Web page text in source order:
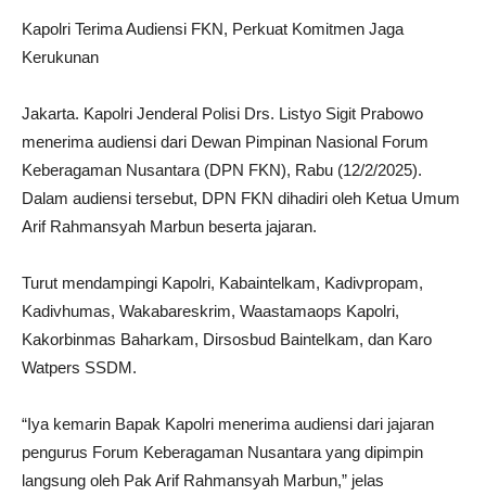
Kapolri Terima Audiensi FKN, Perkuat Komitmen Jaga
Kerukunan
Jakarta. Kapolri Jenderal Polisi Drs. Listyo Sigit Prabowo
menerima audiensi dari Dewan Pimpinan Nasional Forum
Keberagaman Nusantara (DPN FKN), Rabu (12/2/2025).
Dalam audiensi tersebut, DPN FKN dihadiri oleh Ketua Umum
Arif Rahmansyah Marbun beserta jajaran.
Turut mendampingi Kapolri, Kabaintelkam, Kadivpropam,
Kadivhumas, Wakabareskrim, Waastamaops Kapolri,
Kakorbinmas Baharkam, Dirsosbud Baintelkam, dan Karo
Watpers SSDM.
“Iya kemarin Bapak Kapolri menerima audiensi dari jajaran
pengurus Forum Keberagaman Nusantara yang dipimpin
langsung oleh Pak Arif Rahmansyah Marbun,” jelas